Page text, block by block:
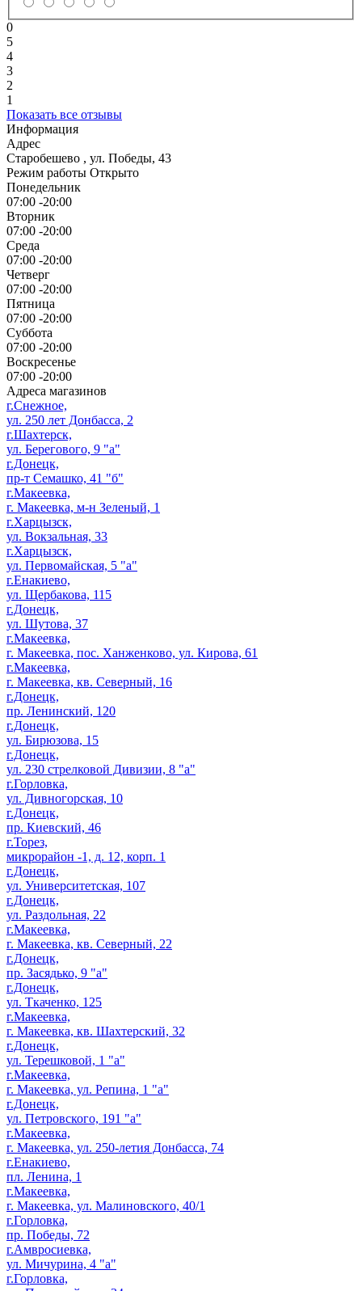
0
5
4
3
2
1
Показать все отзывы
Информация
Адрес
Старобешево , ул. Победы, 43
Режим работы Открыто
Понедельник
07:00 -20:00
Вторник
07:00 -20:00
Среда
07:00 -20:00
Четверг
07:00 -20:00
Пятница
07:00 -20:00
Суббота
07:00 -20:00
Воскресенье
07:00 -20:00
Адреса магазинов
г.Снежное,
ул. 250 лет Донбасса, 2
г.Шахтерск,
ул. Берегового, 9 "а"
г.Донецк,
пр-т Семашко, 41 "б"
г.Макеевка,
г. Макеевка, м-н Зеленый, 1
г.Харцызск,
ул. Вокзальная, 33
г.Харцызск,
ул. Первомайская, 5 "а"
г.Енакиево,
ул. Щербакова, 115
г.Донецк,
ул. Шутова, 37
г.Макеевка,
г. Макеевка, пос. Ханженково, ул. Кирова, 61
г.Макеевка,
г. Макеевка, кв. Северный, 16
г.Донецк,
пр. Ленинский, 120
г.Донецк,
ул. Бирюзова, 15
г.Донецк,
ул. 230 стрелковой Дивизии, 8 "а"
г.Горловка,
ул. Дивногорская, 10
г.Донецк,
пр. Киевский, 46
г.Торез,
микрорайон -1, д. 12, корп. 1
г.Донецк,
ул. Университетская, 107
г.Донецк,
ул. Раздольная, 22
г.Макеевка,
г. Макеевка, кв. Северный, 22
г.Донецк,
пр. Засядько, 9 "а"
г.Донецк,
ул. Ткаченко, 125
г.Макеевка,
г. Макеевка, кв. Шахтерский, 32
г.Донецк,
ул. Терешковой, 1 "а"
г.Макеевка,
г. Макеевка, ул. Репина, 1 "а"
г.Донецк,
ул. Петровского, 191 "а"
г.Макеевка,
г. Макеевка, ул. 250-летия Донбасса, 74
г.Енакиево,
пл. Ленина, 1
г.Макеевка,
г. Макеевка, ул. Малиновского, 40/1
г.Горловка,
пр. Победы, 72
г.Амвросиевка,
ул. Мичурина, 4 "а"
г.Горловка,